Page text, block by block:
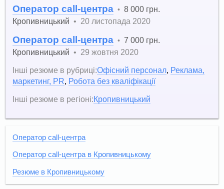
Оператор call-центра •8 000 грн.
Кропивницький • 20 листопада 2020
Оператор call-центра •7 000 грн.
Кропивницький • 29 жовтня 2020
Інші резюме в рубриці:Офісний персонал Реклама,
маркетинг, PR Робота без кваліфікації
Інші резюме в регіоні:Кропивницький
Оператор call-центра
Оператор call-центра в Кропивницькому
Резюме в Кропивницькому